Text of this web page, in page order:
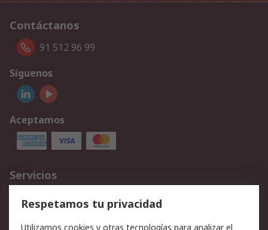
Contáctanos
91 512 96 99
Síguenos
Aceptamos
Servicios
Cómo realizar pedidos
Devoluciones
Facturación y pago
Respetamos tu privacidad
Utilizamos cookies y otras tecnologías para analizar el